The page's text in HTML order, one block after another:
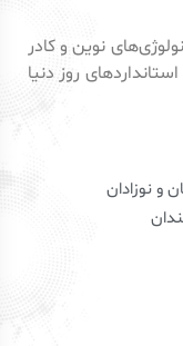
نوین و کادر
روز دنیا
و نوزادان